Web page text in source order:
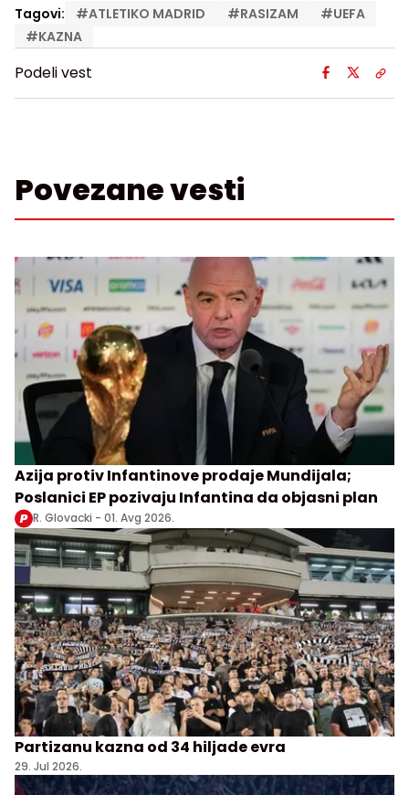
Tagovi: #ATLETIKO MADRID #RASIZAM #UEFA
#KAZNA
Podeli vest
Povezane vesti
Azija protiv Infantinove prodaje Mundijala;
Poslanici EP pozivaju Infantina da objasni plan
R. Glovacki - 01. Avg 2026.
Partizanu kazna od 34 hiljade evra
29. Jul 2026.